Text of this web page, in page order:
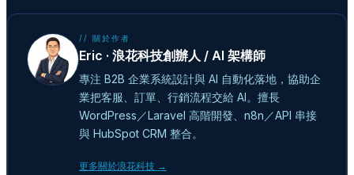
// 關於作者
Eric · 浪花科技創辦人 / AI 架構師
專注 B2B 企業系統設計與 AI 自動化落地，協助企
業把客服、訂單、行銷流程交給 AI。擅長
WordPress／Laravel 高階開發、n8n／API 串接
與 HubSpot CRM 整合。
更多關於浪花科技 →